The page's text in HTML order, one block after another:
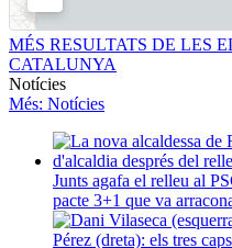
MÉS RESULTATS DE LES
CATALUNYA
Notícies
Més: Notícies
Junts agafa el relleu al
pacte 3+1 que va